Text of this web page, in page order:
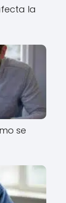
la
se